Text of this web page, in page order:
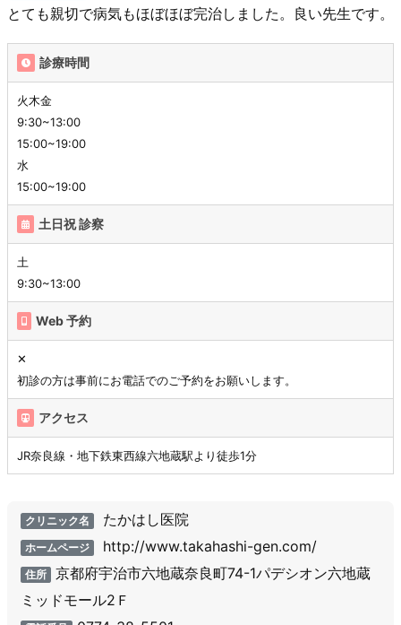
とても親切で病気もほぼほぼ完治しました。良い先生です。
診療時間
火木金
9:30~13:00
15:00~19:00
水
15:00~19:00
土日祝 診察
土
9:30~13:00
Web 予約
✕
初診の方は事前にお電話でのご予約をお願いします。
アクセス
JR奈良線・地下鉄東西線六地蔵駅より徒歩1分
クリニック名 たかはし医院
ホームページ http://www.takahashi-gen.com/
住所 京都府宇治市六地蔵奈良町74-1パデシオン六地蔵
ミッドモール2Ｆ